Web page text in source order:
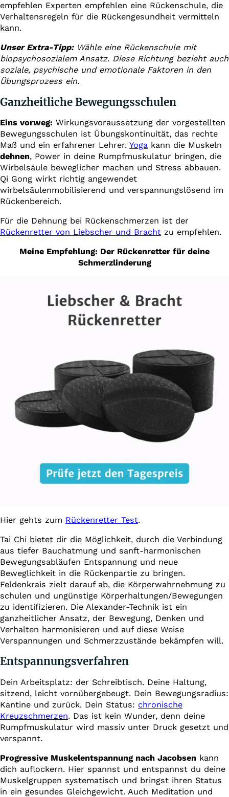
empfehlen Experten empfehlen eine Rückenschule, die
Verhaltensregeln für die Rückengesundheit vermitteln
kann.
Unser Extra-Tipp:Wähle eine Rückenschule mit
biopsychosozialem Ansatz. Diese Richtung bezieht auch
soziale, psychische und emotionale Faktoren in den
Übungsprozess ein.
Ganzheitliche Bewegungsschulen
Eins vorweg: Wirkungsvoraussetzung der vorgestellten
Bewegungsschulen ist Übungskontinuität, das rechte
Maß und ein erfahrener Lehrer. Yoga kann die Muskeln
dehnen, Power in deine Rumpfmuskulatur bringen, die
Wirbelsäule beweglicher machen und Stress abbauen.
Qi Gong wirkt richtig angewendet
wirbelsäulenmobilisierend und verspannungslösend im
Rückenbereich.
Für die Dehnung bei Rückenschmerzen ist der
Rückenretter von Liebscher und Bracht zu empfehlen.
Meine Empfehlung: Der Rückenretter für deine
Schmerzlinderung
Hier gehts zum Rückenretter Test.
Tai Chi bietet dir die Möglichkeit, durch die Verbindung
aus tiefer Bauchatmung und sanft-harmonischen
Bewegungsabläufen Entspannung und neue
Beweglichkeit in die Rückenpartie zu bringen.
Feldenkrais zielt darauf ab, die Körperwahrnehmung zu
schulen und ungünstige Körperhaltungen/Bewegungen
zu identifizieren. Die Alexander-Technik ist ein
ganzheitlicher Ansatz, der Bewegung, Denken und
Verhalten harmonisieren und auf diese Weise
Verspannungen und Schmerzzustände bekämpfen will.
Entspannungsverfahren
Dein Arbeitsplatz: der Schreibtisch. Deine Haltung,
sitzend, leicht vornübergebeugt. Dein Bewegungsradius:
Kantine und zurück. Dein Status: chronische
Kreuzschmerzen. Das ist kein Wunder, denn deine
Rumpfmuskulatur wird massiv unter Druck gesetzt und
verspannt.
Progressive Muskelentspannung nach Jacobsen kann
dich auflockern. Hier spannst und entspannst du deine
Muskelgruppen systematisch und bringst ihren Status
in ein gesundes Gleichgewicht. Auch Meditation und